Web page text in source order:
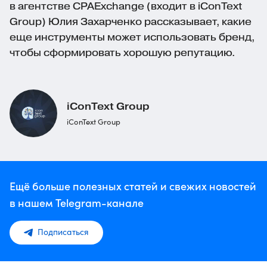
в агентстве CPAExchange (входит в iConText
Group) Юлия Захарченко рассказывает, какие
еще инструменты может использовать бренд,
чтобы сформировать хорошую репутацию.
iConText Group
iConText Group
Ещё больше полезных статей и свежих новостей
в нашем Telegram-канале
Подписаться